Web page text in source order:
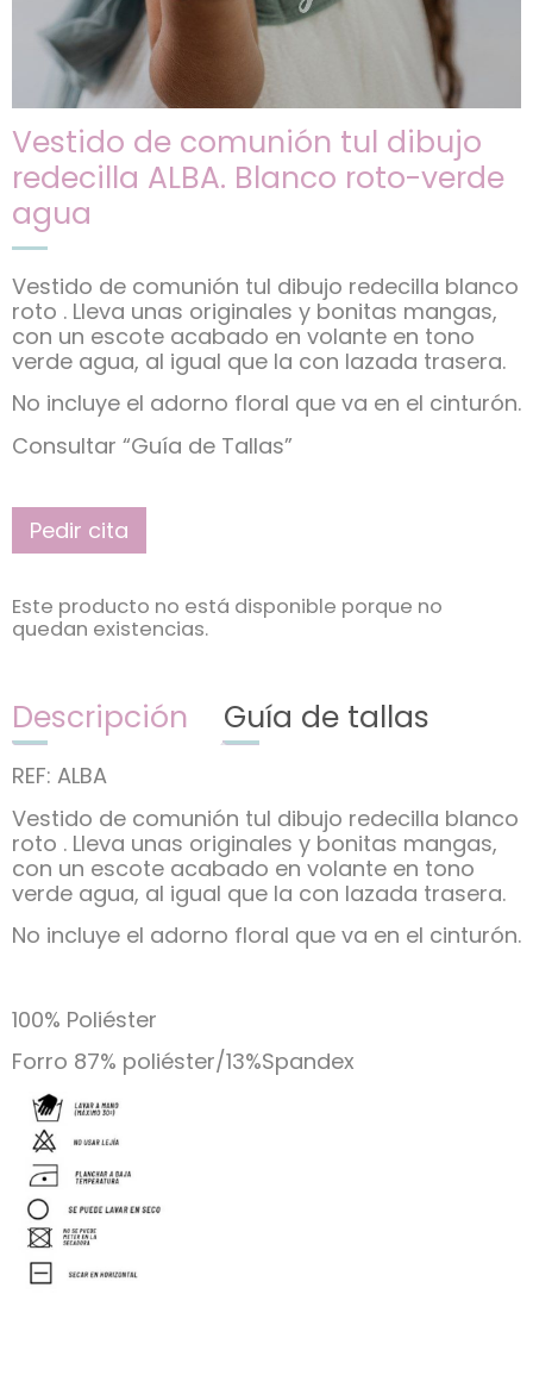
Vestido de comunión tul dibujo
redecilla ALBA. Blanco roto-verde
agua
Vestido de comunión tul dibujo redecilla blanco
roto . Lleva unas originales y bonitas mangas,
con un escote acabado en volante en tono
verde agua, al igual que la con lazada trasera.
No incluye el adorno floral que va en el cinturón.
Consultar “Guía de Tallas”
Pedir cita
Este producto no está disponible porque no
quedan existencias.
Descripción Guía de tallas
REF: ALBA
Vestido de comunión tul dibujo redecilla blanco
roto . Lleva unas originales y bonitas mangas,
con un escote acabado en volante en tono
verde agua, al igual que la con lazada trasera.
No incluye el adorno floral que va en el cinturón.
100% Poliéster
Forro 87% poliéster/13%Spandex